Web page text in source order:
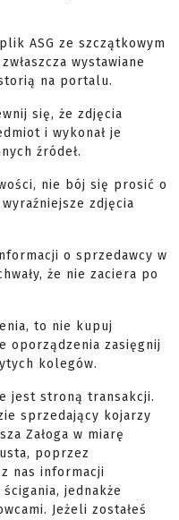
ASG ze szczątkowym
wystawiane
na portalu.
się, że zdjęcia
i wykonał je
źródeł.
nie bój się prosić o
zdjęcia
o sprzedawcy w
że nie zaciera po
to nie kupuj
oporządzenia zasięgnij
kolegów.
jest stroną transakcji.
sprzedający kojarzy
Załoga w miarę
poprzez
nas informacji
jednakże
Jeżeli zostałeś